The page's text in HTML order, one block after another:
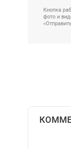
Кнопка
фото и